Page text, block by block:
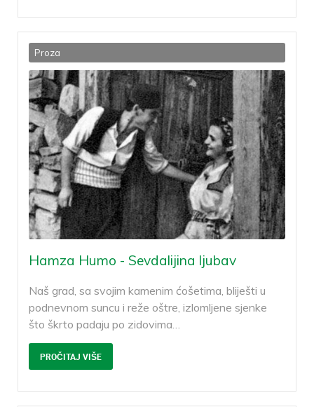
Proza
Hamza Humo - Sevdalijina ljubav
Naš grad, sa svojim kamenim ćošetima, bliješti u
podnevnom suncu i reže oštre, izlomljene sjenke
što škrto padaju po zidovima…
PROČITAJ VIŠE